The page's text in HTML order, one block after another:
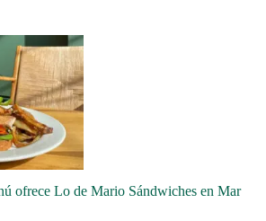
ofrece Lo de Mario Sándwiches en Mar